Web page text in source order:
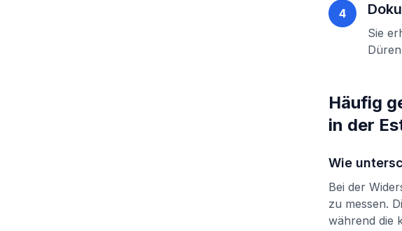
4
Sie
Düren
Häufig
in der
Wie
Bei der
zu messen.
während die